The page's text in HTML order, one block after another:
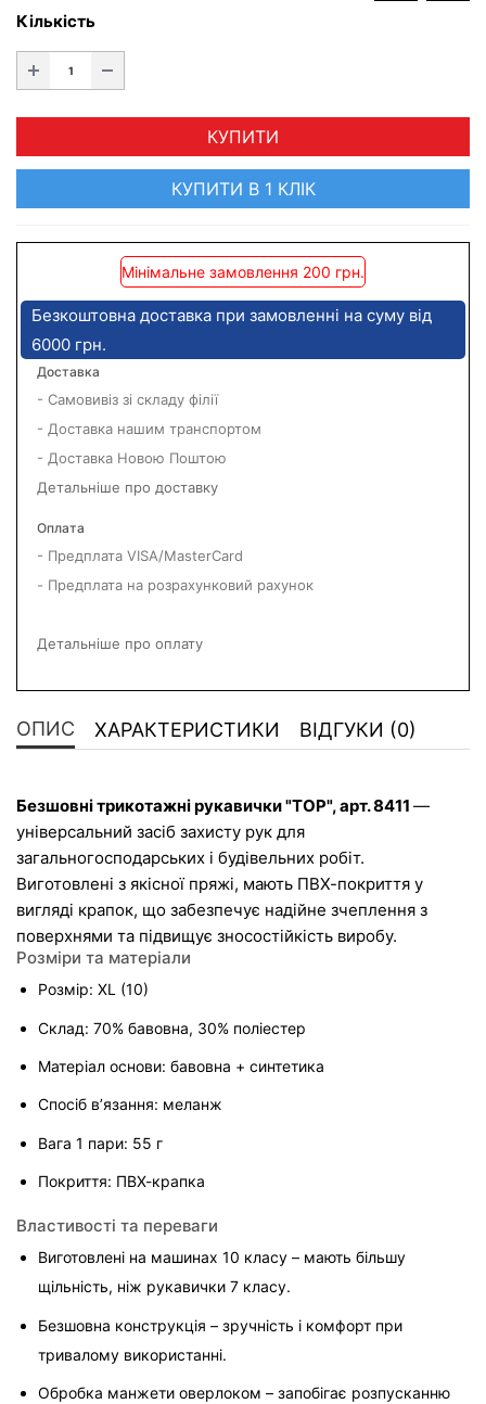
Кількість
КУПИТИ
КУПИТИ В 1 КЛІК
Мінімальне замовлення 200 грн.
Безкоштовна доставка при замовленні на суму від
6000 грн.
Доставка
- Самовивіз зі складу філії
- Доставка нашим транспортом
- Доставка Новою Поштою
Детальніше про доставку
Оплата
- Предплата VISA/MasterCard
- Предплата на розрахунковий рахунок
Детальніше про оплату
ОПИС ХАРАКТЕРИСТИКИ ВІДГУКИ (0)
Безшовні трикотажні рукавички "TOP", арт. 8411 —
універсальний засіб захисту рук для
загальногосподарських і будівельних робіт.
Виготовлені з якісної пряжі, мають ПВХ-покриття у
вигляді крапок, що забезпечує надійне зчеплення з
поверхнями та підвищує зносостійкість виробу.
Розміри та матеріали
Розмір: XL (10)
Склад: 70% бавовна, 30% поліестер
Матеріал основи: бавовна + синтетика
Спосіб в’язання: меланж
Вага 1 пари: 55 г
Покриття: ПВХ-крапка
Властивості та переваги
Виготовлені на машинах 10 класу – мають більшу
щільність, ніж рукавички 7 класу.
Безшовна конструкція – зручність і комфорт при
тривалому використанні.
Обробка манжети оверлоком – запобігає розпусканню